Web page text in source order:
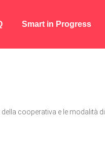
Smart in Progress
cooperativa e le modalità di